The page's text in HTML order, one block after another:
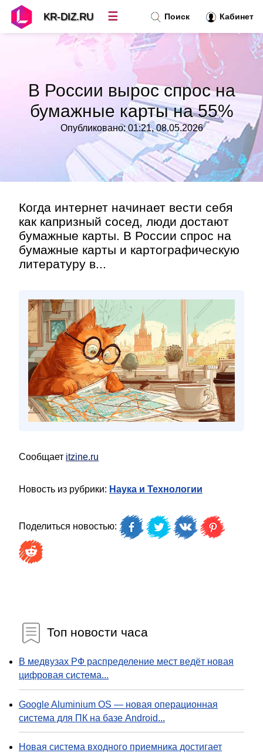
В России вырос спрос на
бумажные карты на 55%
Опубликовано: 01:21, 08.05.2026
Когда интернет начинает вести себя
как капризный сосед, люди достают
бумажные карты. В России спрос на
бумажные карты и картографическую
литературу в...
Сообщает itzine.ru
Новость из рубрики: Наука и Технологии
Поделиться новостью:
Топ новости часа
В медвузах РФ распределение мест ведёт новая
цифровая система...
Google Aluminium OS — новая операционная
система для ПК на базе Android...
Новая система входного приемника достигает
Поиск Кабинет
KR-DIZ.RU ☰
Топ новостей»
»
»
Контакт»